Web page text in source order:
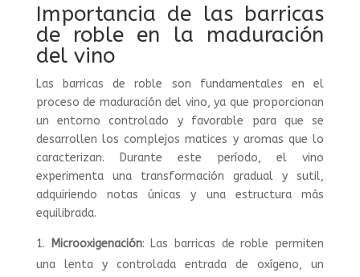
Importancia de las barricas
de roble en la maduración
del vino
Las barricas de roble son fundamentales en el
proceso de maduración del vino, ya que proporcionan
un entorno controlado y favorable para que se
desarrollen los complejos matices y aromas que lo
caracterizan. Durante este período, el vino
experimenta una transformación gradual y sutil,
adquiriendo notas únicas y una estructura más
equilibrada.
Microoxigenación: Las barricas de roble permiten
una lenta y controlada entrada de oxígeno, un